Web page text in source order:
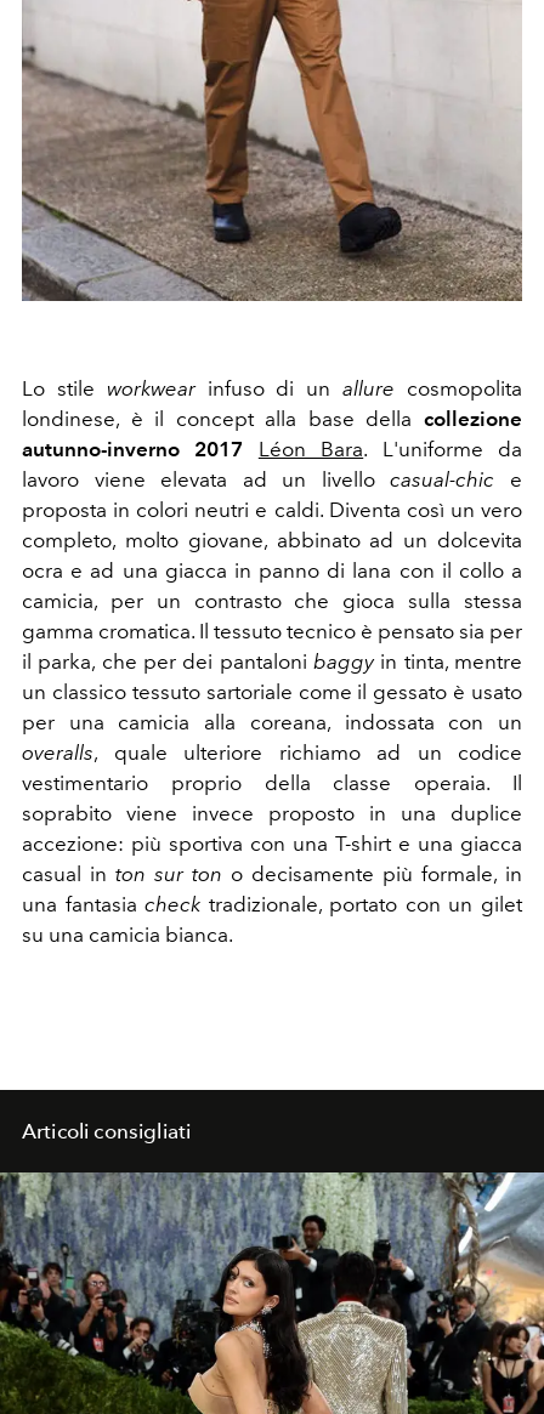
Lo stile workwearinfuso di unallure cosmopolita
londinese, è il concept alla base della collezione
autunno-inverno 2017 Léon Bara. L'uniforme da
lavoro viene elevata ad un livellocasual-chic e
proposta in colori neutri e caldi. Diventa così un vero
completo, molto giovane, abbinato ad un dolcevita
ocra e ad una giacca in panno di lana con il collo a
camicia, per un contrasto che gioca sulla stessa
gamma cromatica. Il tessuto tecnico è pensato sia per
il parka, che per dei pantaloni baggy in tinta, mentre
un classico tessuto sartoriale come il gessato è usato
per una camicia alla coreana, indossata con un
overalls, quale ulteriore richiamo ad un codice
vestimentario proprio della classe operaia. Il
soprabito viene invece proposto in una duplice
accezione: più sportiva con una T-shirt e una giacca
casual in ton sur ton o decisamente più formale, in
una fantasia check tradizionale, portato con un gilet
su una camicia bianca.
Articoli consigliati